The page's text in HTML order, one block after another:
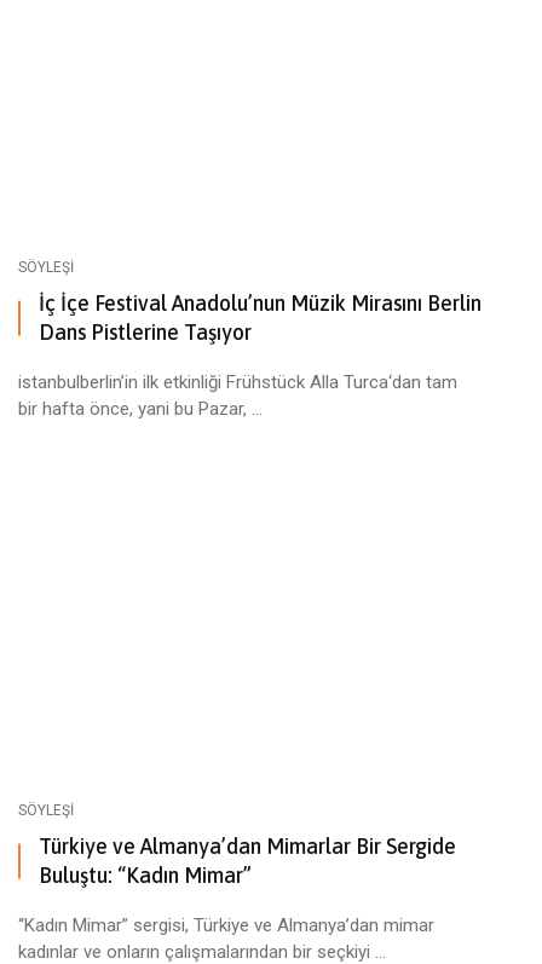
SÖYLEŞI
İç İçe Festival Anadolu’nun Müzik Mirasını Berlin
Dans Pistlerine Taşıyor
istanbulberlin’in ilk etkinliği Frühstück Alla Turca‘dan tam
bir hafta önce, yani bu Pazar, ...
SÖYLEŞI
Türkiye ve Almanya’dan Mimarlar Bir Sergide
Buluştu: “Kadın Mimar”
“Kadın Mimar” sergisi, Türkiye ve Almanya’dan mimar
kadınlar ve onların çalışmalarından bir seçkiyi ...